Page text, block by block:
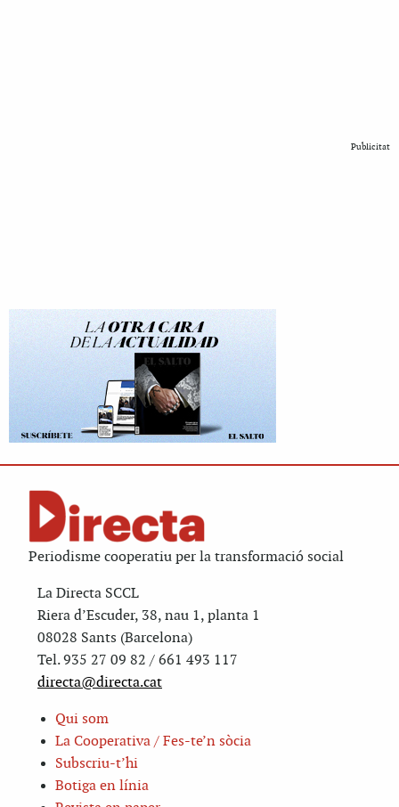
Publicitat
Periodisme cooperatiu per la transformació social
La Directa SCCL
Riera d’Escuder, 38, nau 1, planta 1
08028 Sants (Barcelona)
Tel. 935 27 09 82 / 661 493 117
directa@directa.cat
Qui som
La Cooperativa / Fes-te’n sòcia
Subscriu-t’hi
Botiga en línia